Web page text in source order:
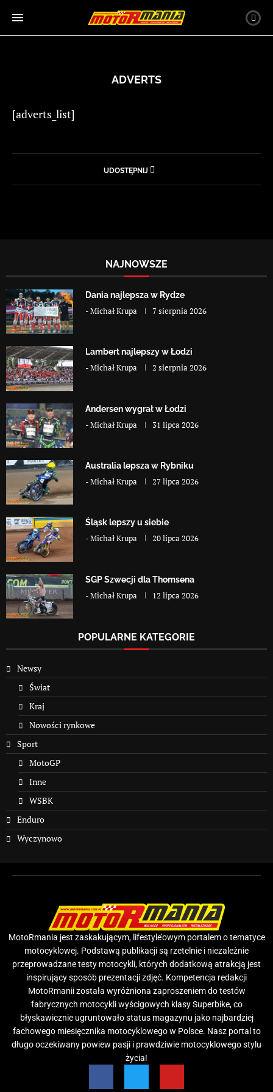
ADVERTS
[adverts_list]
UDOSTĘPNIJ
NAJNOWSZE
Dania najlepsza w Rydze
-Michał Krupa 7 sierpnia 2026
Lambert najlepszy w Łodzi
-Michał Krupa 2 sierpnia 2026
Andersen wygrał w Łodzi
-Michał Krupa 31 lipca 2026
Australia lepsza w Rybniku
-Michał Krupa 27 lipca 2026
Śląsk lepszy u siebie
-Michał Krupa 20 lipca 2026
SGP Szwecji dla Thomsena
-Michał Krupa 12 lipca 2026
POPULARNE KATEGORIE
Newsy
Świat
Kraj
Nowości rynkowe
Sport
MotoGP
Inne
WSBK
Enduro
Wyczynowo
MotoRmania jest zaskakującym, lifestyle’owym portalem o tematyce
motocyklowej. Podstawą publikacji są rzetelnie i niezależnie
przeprowadzane testy motocykli, których dodatkową atrakcją jest
inspirujący sposób prezentacji zdjęć. Kompetencja redakcji
MotoRmanii została wyróżniona zaproszeniem do testów
fabrycznych motocykli wyścigowych klasy Superbike, co
błyskawicznie ugruntowało status magazynu jako najbardziej
fachowego miesięcznika motocyklowego w Polsce. Nasz portal to
długo oczekiwany powiew pasji i prawdziwie motocyklowego stylu
życia!